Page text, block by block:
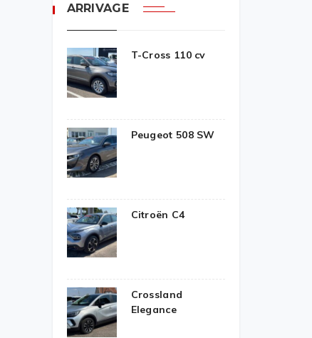
ARRIVAGE
T-Cross 110 cv
Peugeot 508 SW
Citroën C4
Crossland
Elegance